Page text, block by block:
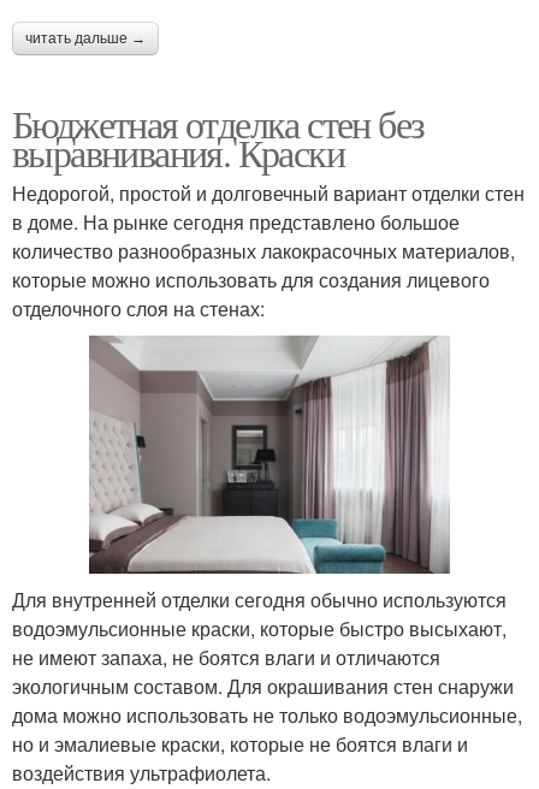
штукатурки
читать дальше →
Бюджетная отделка стен без
выравнивания. Краски
Недорогой, простой и долговечный вариант отделки стен
в доме. На рынке сегодня представлено большое
количество разнообразных лакокрасочных материалов,
которые можно использовать для создания лицевого
отделочного слоя на стенах:
Для внутренней отделки сегодня обычно используются
водоэмульсионные краски, которые быстро высыхают,
не имеют запаха, не боятся влаги и отличаются
экологичным составом. Для окрашивания стен снаружи
дома можно использовать не только водоэмульсионные,
но и эмалиевые краски, которые не боятся влаги и
воздействия ультрафиолета.